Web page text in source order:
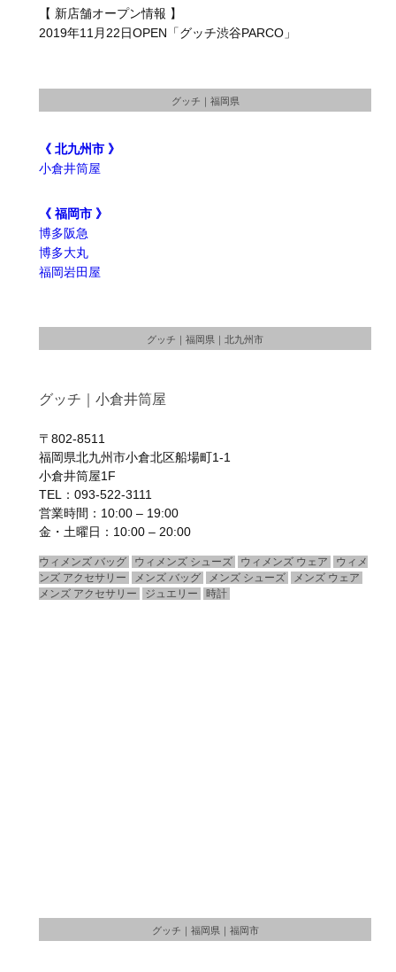
【 新店舗オープン情報 】
2019年11月22日OPEN「グッチ渋谷PARCO」
グッチ｜福岡県
《 北九州市 》
小倉井筒屋
《 福岡市 》
博多阪急
博多大丸
福岡岩田屋
グッチ｜福岡県｜北九州市
グッチ｜小倉井筒屋
〒802-8511
福岡県北九州市小倉北区船場町1-1
小倉井筒屋1F
TEL：093-522-3111
営業時間：10:00 – 19:00
金・土曜日：10:00 – 20:00
ウィメンズ バッグ ウィメンズ シューズ ウィメンズ ウェア
ウィメ
ンズ アクセサリー
メンズ バッグ メンズ シューズ
メンズ ウェア
メンズ アクセサリー
ジュエリー 時計
グッチ｜福岡県｜福岡市